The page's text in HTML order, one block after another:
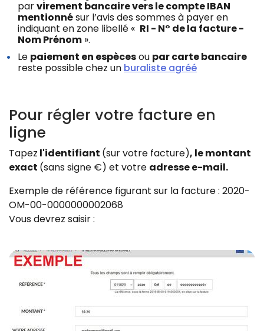
parvirement bancaire vers le compte IBAN
mentionnésur l’avis des sommes à payer en
indiquant en zone libellé « RI - N° de la facture -
Nom Prénom ».
Le paiement en espècesou par carte bancaire
reste possible chez un buraliste agréé
Pour régler votre facture en
ligne
Tapez l'identifiant (sur votre facture), le montant
exact (sans signe €) et votre adresse e-mail.
Exemple de référence figurant sur la facture : 2020-
OM-00-0000000002068
Vous devrez saisir :